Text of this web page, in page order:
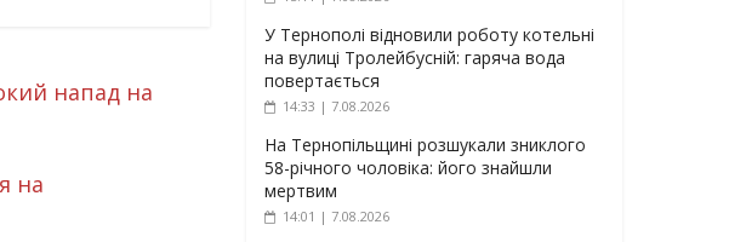
напад на
на
У Тернополі відновили роботу котельні
на вулиці Тролейбусній: гаряча вода
повертається
14:33 | 7.08.2026
На Тернопільщині розшукали зниклого
58-річного чоловіка: його знайшли
мертвим
14:01 | 7.08.2026